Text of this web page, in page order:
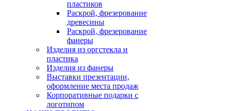
пластиков
Раскрой, фрезерование
древесины
Раскрой, фрезерование
фанеры
Изделия из оргстекла и
пластика
Изделия из фанеры
Выставки презентации,
оформление места продаж
Корпоративные подарки с
логотипом